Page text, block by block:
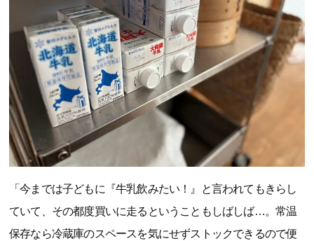
「今までは子どもに『牛乳飲みたい！』と言われてもきらし
ていて、その都度買いに走るということもしばしば…。常温
保存なら冷蔵庫のスペースを気にせずストックできるので便